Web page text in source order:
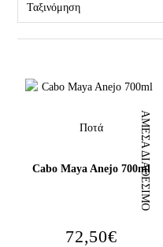
GR
ΤΎΠΟΣ
Ποτά
Cabo Maya Anejo 700ml
ΆΜΕΣΑ ΔΙΑΘΈΣΙΜΟ
72,50€